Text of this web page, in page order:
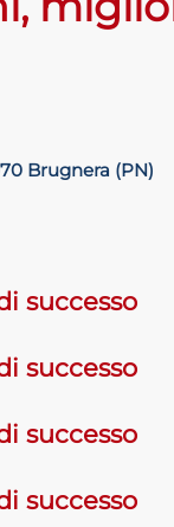
Brugnera (PN)
successo
successo
successo
successo